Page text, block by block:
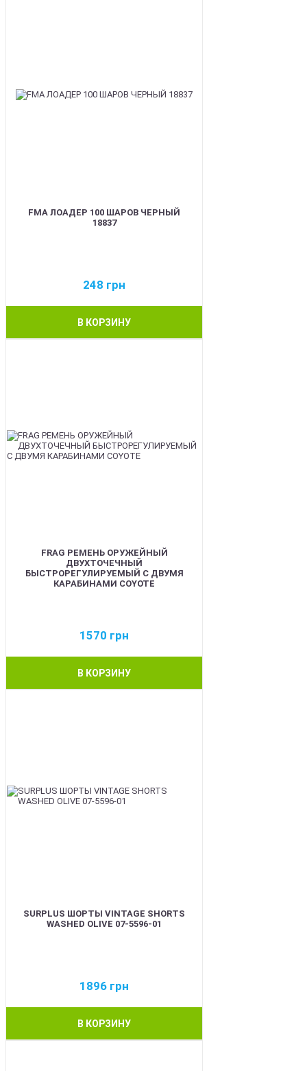
FMA ЛОАДЕР 100 ШАРОВ ЧЕРНЫЙ
18837
248 грн
В КОРЗИНУ
FRAG РЕМЕНЬ ОРУЖЕЙНЫЙ
ДВУХТОЧЕЧНЫЙ
БЫСТРОРЕГУЛИРУЕМЫЙ С ДВУМЯ
КАРАБИНАМИ COYOTE
1570 грн
В КОРЗИНУ
SURPLUS ШОРТЫ VINTAGE SHORTS
WASHED OLIVE 07-5596-01
1896 грн
В КОРЗИНУ